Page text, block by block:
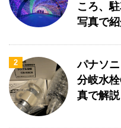
ころ、
写真で
2
パナソ
分岐水
真で解説